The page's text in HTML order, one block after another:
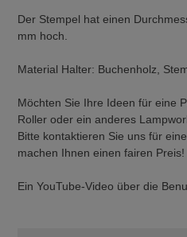
Der Stempel hat einen
mm hoch.
Material Halter: Buchenholz,
Möchten Sie Ihre Ideen für eine
Roller oder ein anderes
Bitte kontaktieren Sie uns für
machen Ihnen einen fairen Preis!
Ein YouTube-Video über die